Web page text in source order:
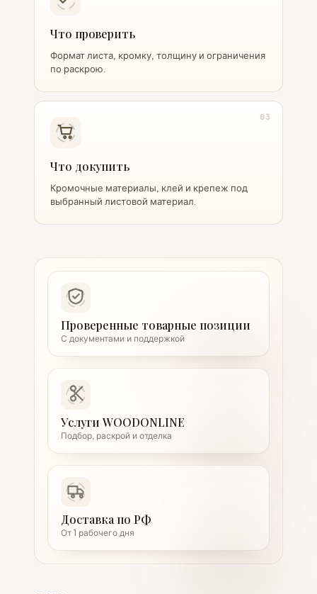
Что проверить
Формат листа, кромку, толщину и ограничения
по раскрою.
03
Что докупить
Кромочные материалы, клей и крепеж под
выбранный листовой материал.
Проверенные товарные позиции
С документами и поддержкой
Услуги WOODONLINE
Подбор, раскрой и отделка
Доставка по РФ
От 1 рабочего дня